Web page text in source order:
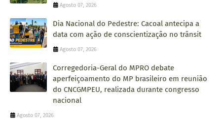
Agosto 07, 2026
Dia Nacional do Pedestre: Cacoal antecipa a
data com ação de conscientização no trânsit
Agosto 07, 2026
Corregedoria-Geral do MPRO debate
aperfeiçoamento do MP brasileiro em reunião
do CNCGMPEU, realizada durante congresso
nacional
Agosto 07, 2026